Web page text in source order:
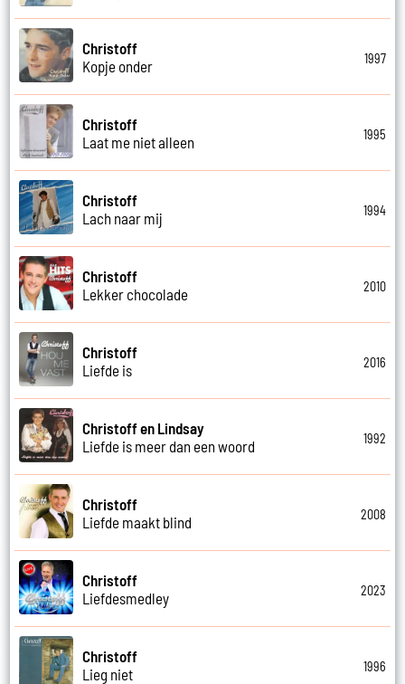
Christoff
Kopje onder
1997
Christoff
Laat me niet alleen
1995
Christoff
Lach naar mij
1994
Christoff
Lekker chocolade
2010
Christoff
Liefde is
2016
Christoff en Lindsay
Liefde is meer dan een woord
1992
Christoff
Liefde maakt blind
2008
Christoff
Liefdesmedley
2023
Christoff
Lieg niet
1996